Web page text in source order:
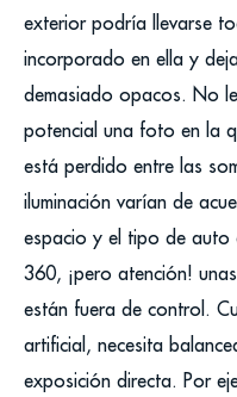
exterior podría llevarse
incorporado en ella y
demasiado opacos. No
potencial una foto en la
está perdido entre las
iluminación varían de
espacio y el tipo de
360, ¡pero atención!
están fuera de control.
artificial, necesita
exposición directa. Por